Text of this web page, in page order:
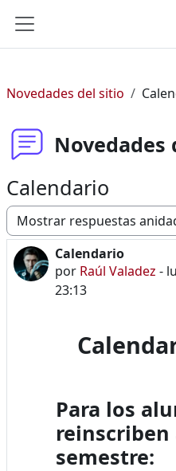
Pánel lateral
Novedades del sitio
Novedades
Calendario
Modo de visualización
Calendario
por Raúl Valadez -
23:13
Número de
Para los
reinscriben
semestre: